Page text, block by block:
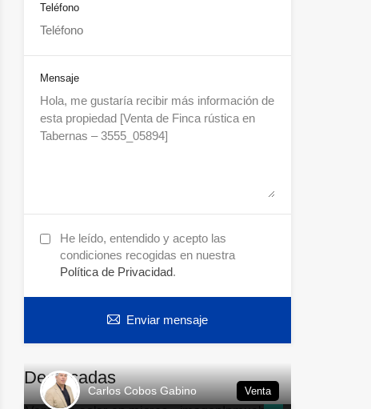
Teléfono
Mensaje
He leído, entendido y acepto las
condiciones recogidas en nuestra
Política de Privacidad.
Enviar mensaje
Destacadas
Carlos Cobos Gabino Venta